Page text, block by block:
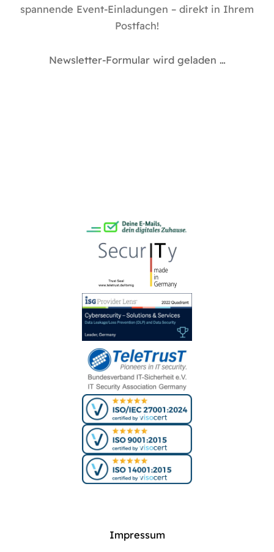
spannende Event-Einladungen – direkt in Ihrem
Postfach!
Newsletter-Formular wird geladen …
Impressum